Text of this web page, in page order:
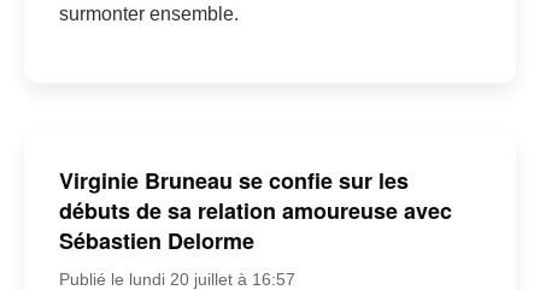
surmonter ensemble.
Virginie Bruneau se confie sur les
débuts de sa relation amoureuse avec
Sébastien Delorme
Publié le lundi 20 juillet à 16:57